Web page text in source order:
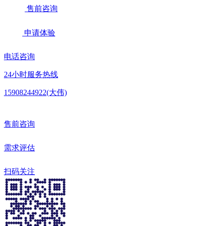
售前咨询
申请体验
电话咨询
24小时服务热线
15908244922(大伟)
售前咨询
需求评估
扫码关注